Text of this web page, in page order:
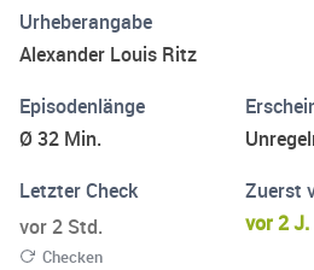
Urheberangabe
Alexander Louis Ritz
Episodenlänge
Ø 32 Min.
Letzter Check
vor 2 Std.
Checken
Zuerst
vor 2 J.